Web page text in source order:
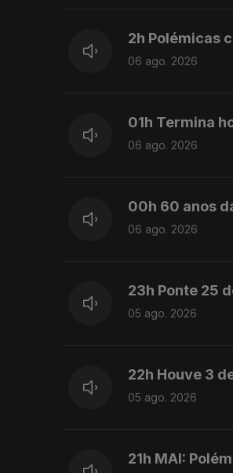
2h Polémicas
06 ago. 2026
01h Termina
06 ago. 2026
00h 60 anos
06 ago. 2026
23h Ponte 25
05 ago. 2026
22h Houve 3
05 ago. 2026
21h MAI: